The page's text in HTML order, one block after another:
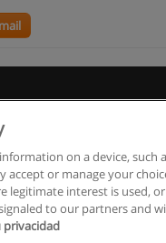
on a device, such
accept or manage your
legitimate interest is used,
to our partners and
privacidad